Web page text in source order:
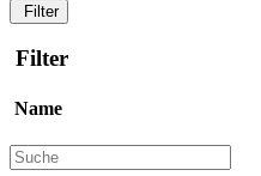
Filter
Filter
Name